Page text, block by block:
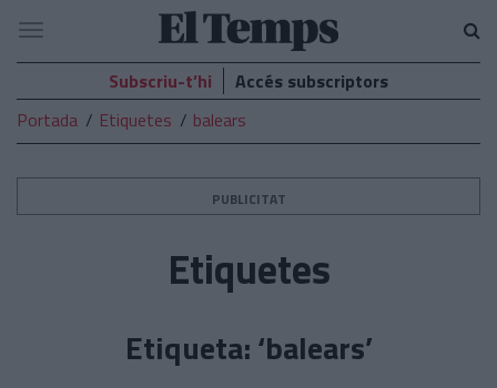
El
Temps
Navegació
Subscriu-t’hi
Accés subscriptors
Portada
Etiquetes balears
PUBLICITAT
Etiquetes
Etiqueta: ‘balears’